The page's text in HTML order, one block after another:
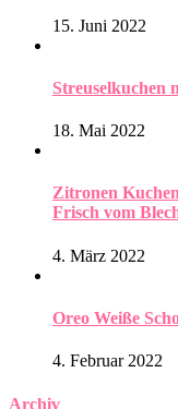
15. Juni 2022
Streuselkuchen
18. Mai 2022
Zitronen
Frisch vom
4. März 2022
Oreo Weiße
4. Februar 2022
Archiv